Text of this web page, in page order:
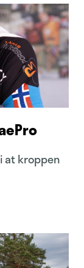
at kroppen